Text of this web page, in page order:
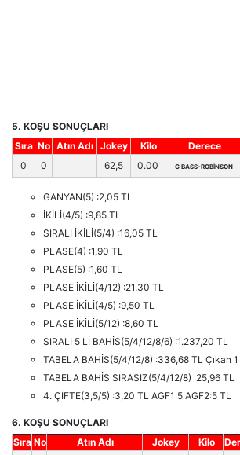
5. KOŞU SONUÇLARI
Sıra No Atın Adı Jokey Kilo Derece
0
0 62,5 0.00 C BASS-ROBİNSON
GANYAN(5) :2,05 TL
İKİLİ(4/5) :9,85 TL
SIRALI İKİLİ(5/4) :16,05 TL
PLASE(4) :1,90 TL
PLASE(5) :1,60 TL
PLASE İKİLİ(4/12) :21,30 TL
PLASE İKİLİ(4/5) :9,50 TL
PLASE İKİLİ(5/12) :8,60 TL
SIRALI 5 Lİ BAHİS(5/4/12/8/6) :1.237,20 TL
TABELA BAHİS(5/4/12/8) :336,68 TL Çıkan
TABELA BAHİS SIRASIZ(5/4/12/8) :25,96 TL
4. ÇİFTE(3,5/5) :3,20 TL AGF1:5 AGF2:5 TL
6. KOŞU SONUÇLARI
Sıra No Atın Adı Jokey Kilo